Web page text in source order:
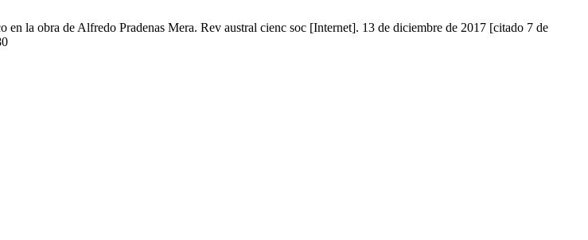
la obra de Alfredo Pradenas Mera. Rev austral cienc soc [Internet]. 13 de diciembre de 2017 [citado 7 de